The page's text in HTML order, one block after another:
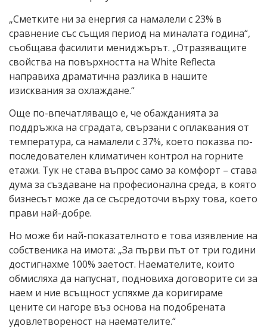
„Сметките ни за енергия са намалели с 23% в
сравнение със същия период на миналата година“,
съобщава фасилити мениджърът. „Отразяващите
свойства на повърхността на White Reflecta
направиха драматична разлика в нашите
изисквания за охлаждане.“
Още по-впечатляващо е, че обажданията за
поддръжка на сградата, свързани с оплаквания от
температура, са намалели с 37%, което показва по-
последователен климатичен контрол на горните
етажи. Тук не става въпрос само за комфорт – става
дума за създаване на професионална среда, в която
бизнесът може да се съсредоточи върху това, което
прави най-добре.
Но може би най-показателното е това изявление на
собственика на имота: „За първи път от три години
достигнахме 100% заетост. Наемателите, които
обмисляха да напуснат, подновиха договорите си за
наем и ние всъщност успяхме да коригираме
цените си нагоре въз основа на подобрената
удовлетвореност на наемателите.“